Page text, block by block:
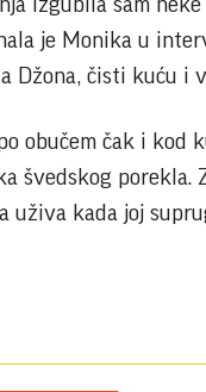
izgubila sam
je Monika u
Džona, čisti kuću i
obučem čak i kod
švedskog porekla.
uživa kada joj